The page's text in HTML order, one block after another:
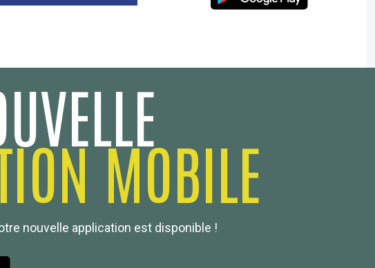
MOBILE
nouvelle application est disponible !